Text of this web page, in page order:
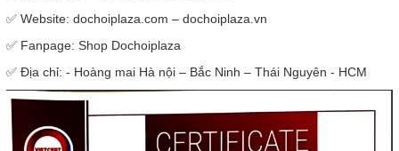
✅ Website: dochoiplaza.com – dochoiplaza.vn
✅ Fanpage: Shop Dochoiplaza
✅ Địa chỉ: - Hoàng mai Hà nội – Bắc Ninh – Thái Nguyên - HCM